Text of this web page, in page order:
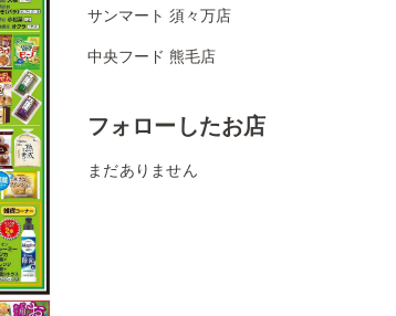
サンマート 須々万店
中央フード 熊毛店
フォローしたお店
まだありません